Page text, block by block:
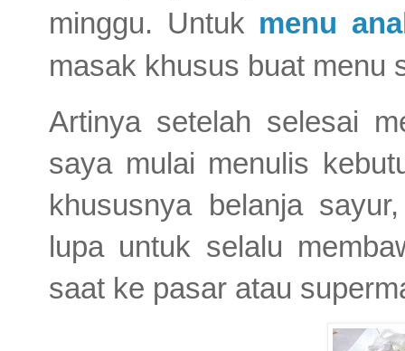
minggu. Untuk menu
masak khusus buat menu
Artinya setelah selesai
saya mulai menulis
khususnya belanja
lupa untuk selalu
saat ke pasar atau